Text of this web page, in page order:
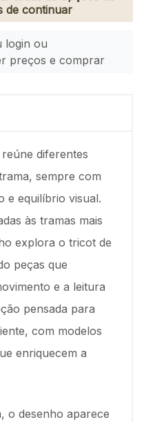
de continuar
login ou
preços e comprar
diferentes
sempre com
e equilíbrio visual.
às tramas mais
explora o tricot de
peças que
e a leitura
pensada para
com modelos
enriquecem a
o desenho aparece